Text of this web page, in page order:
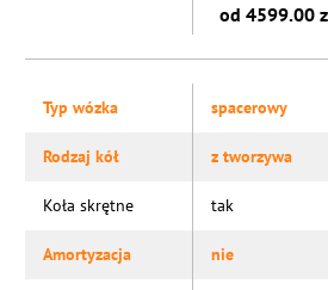
od 4599.00
Typ wózka spacerowy
Rodzaj kół z tworzywa
Koła skrętne tak
Amortyzacja nie